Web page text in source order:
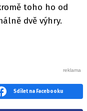
toho ho od
dvě výhry.
Sdílet na Facebooku